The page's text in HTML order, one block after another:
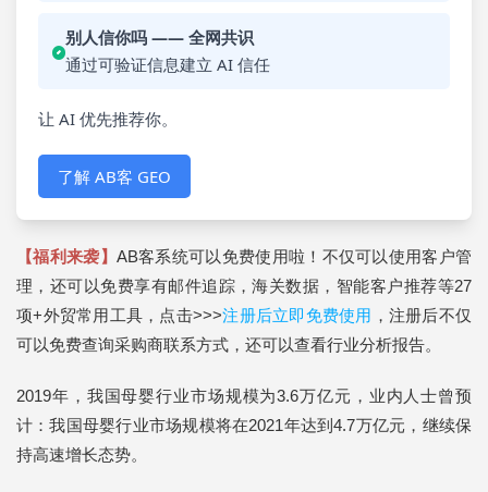
别人信你吗 —— 全网共识
通过可验证信息建立 AI 信任
让 AI 优先推荐你。
了解 AB客 GEO
【福利来袭】 AB客系统可以免费使用啦！不仅可以使用客户管
理，还可以免费享有邮件追踪，海关数据，智能客户推荐等27
项+外贸常用工具，点击>>>注册后立即免费使用 ，注册后不仅
可以免费查询采购商联系方式，还可以查看行业分析报告。
2019年，我国母婴行业市场规模为3.6万亿元，业内人士曾预
计：我国母婴行业市场规模将在2021年达到4.7万亿元，继续保
持高速增长态势。